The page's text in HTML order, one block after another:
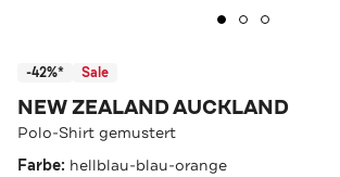
-42%* Sale
NEW ZEALAND AUCKLAND
Polo-Shirt gemustert
Farbe: hellblau-blau-orange